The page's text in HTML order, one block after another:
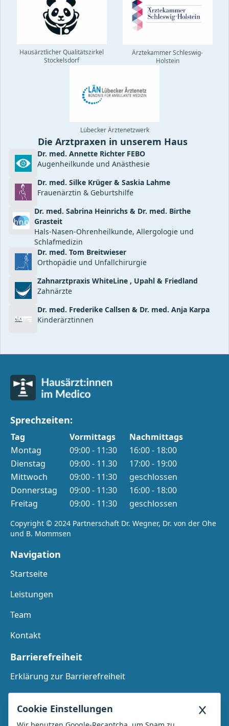
Cookie Einstellungen
Hausärztlicher Qualitätszirkel
Stockelsdorf
Ärztekammer Schleswig-
Holstein
Lübecker Ärztenetzwerk
Die Arztpraxen in unserem Haus
Dr. med. Annette Richter FEBO
Augenheilkunde und Anästhesie
Dr. med. Silke Krüger & Saskia Lahme
Frauenärztin & Geburtshilfe
Dr. med. Sabrina Heinrichs & Dr. med. Birthe
Grasteit
Hals-Nasen-Ohrenheilkunde, Allergologie und
Schlafmedizin
Dr. med. Tom Breitwieser
Orthopädie und Unfallchirurgie
Zahnarztpraxis WhiteLine , Upahl & Friedland
Zahnärzte
Dr. med. Frederike Callsen & Dr. med. Anja Karpa
Kinderärztinnen
Sprechzeiten:
Sprechzeiten nach Wochentag
Tag Vormittags
Nachmittags
Montag
09:00 - 11:30
16:00 - 18:00
Dienstag
09:00 - 11.30
17:00 - 19:00
Mittwoch
09:00 - 11:30
geschlossen
Donnerstag
09:00 - 11:30
16:00 - 18:00
Freitag
09:00 - 11:30 geschlossen
Copyright © 2024 Partnerschaft Dr. Wegner, Dr. von der Ohe
und B. Mommsen
Navigation
Startseite
Leistungen
Team
Kontakt
Barrierefreiheit
Erklärung zur Barrierefreiheit
Leichte Sprache